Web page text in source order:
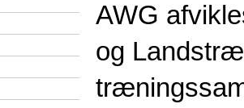
AWG
og